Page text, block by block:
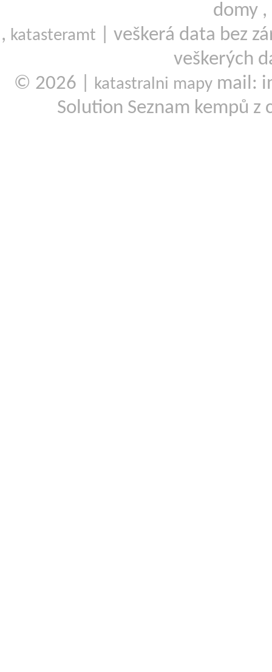
domy ,
, katasteramt
| veškerá data bez
veškerých
© 2026 |
katastralni mapy mail:
Solution Seznam kempů z